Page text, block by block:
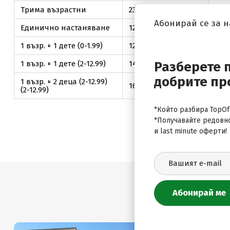
Трима възрастни 232
Единично настаняване
124 € / 243.50лв. 225
1 възр. + 1 дете (0-1.99)
124
1 възр. + 1 дете (2-12.99)
149 € / 292.20лв. 202
1 възр. + 2 деца (2-12.99)
(2-12.99)
166 € / 324 .67лв. 225
Абонирай се за
Разберете
добрите
*Който разбира
*Получавайте
и last minute оферти!